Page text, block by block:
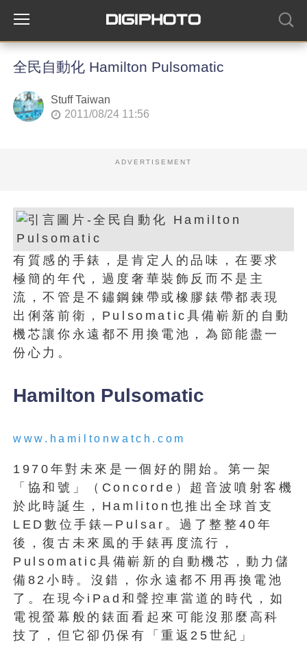
全民自動化 Hamilton Pulsomatic
Stuff Taiwan
2011/08/24 11:56
ADVERTISEMENT
有質感的手錶，是肯定人的品味，在要求
極簡的年代，過度奢華裝飾反而不是主
流，不管是不鏽鋼鍊帶或橡膠錶帶都表現
出俐落前衛，Pulsomatic具備嶄新的自動
機芯讓你永遠都不用換電池，為節能盡一
份心力。
Hamilton Pulsomatic
www.hamiltonwatch.com
1970年對未來是一個好的開始。第一架
「協和號」（Concorde）超音波噴射客機
於此時誕生，Hamliton也推出全球首支
LED數位手錶─Pulsar。過了整整40年
後，復古未來風的手錶再度流行，
Pulsomatic具備嶄新的自動機芯，動力儲
備82小時。沒錯，你永遠都不用再換電池
了。在現今iPad和聲控車當道的時代，如
電視螢幕般的錶面看起來可能沒那麼高科
技了，但它卻仍保有「重返25世紀」